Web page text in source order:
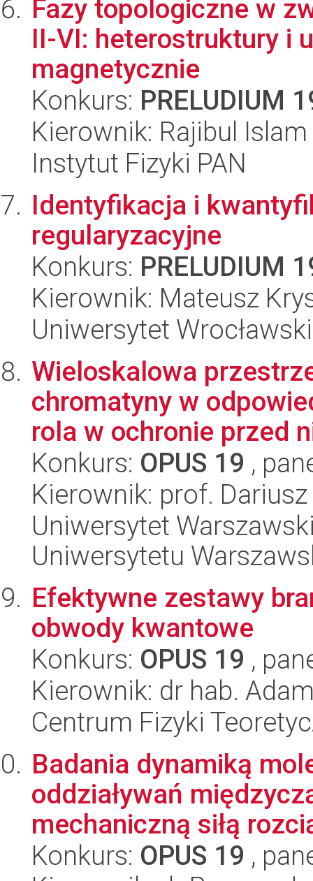
Fazy topologiczne w
II-VI: heterostruktury i
magnetycznie
Konkurs: PRELUDIUM
Kierownik: Rajibul Islam
Instytut Fizyki PAN
Identyfikacja i
regularyzacyjne
Konkurs: PRELUDIUM
Kierownik: Mateusz
Uniwersytet Wrocławski
Wieloskalowa
chromatyny w
rola w ochronie przed
Konkurs: OPUS 19 ,
Kierownik: prof.
Uniwersytet
Uniwersytetu
Efektywne zestawy
obwody kwantowe
Konkurs: OPUS 19 ,
Kierownik: dr hab.
Centrum Fizyki
Badania dynamiką
oddziaływań
mechaniczną siłą
Konkurs: OPUS 19 ,